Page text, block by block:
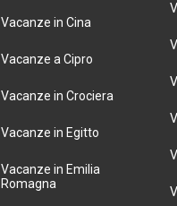
Vacanze in Cina
Vacanze a Cipro
Vacanze in Crociera
Vacanze in Egitto
Vacanze in Emilia
Romagna